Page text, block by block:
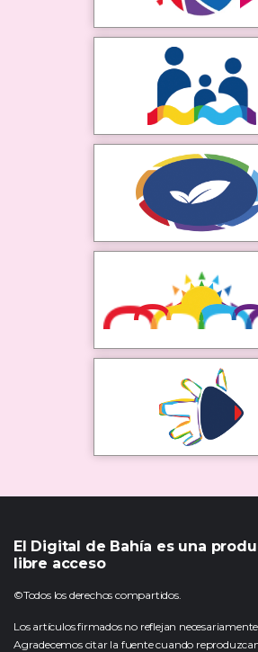
El Digital de Bahía es una
libre acceso
©Todos los derechos compartidos.
Los artículos firmados no reflejan
Agradecemos citar la fuente cuando